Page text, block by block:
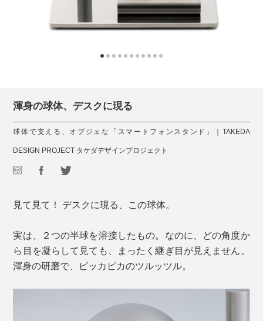
渾身の球体、デスクに現る
球体で支える、オブジェな「スマートフォンスタンド」｜TAKEDA
DESIGN PROJECT タケダデザインプロジェクト
見て見て！ デスクに現る、この球体。
実は、２つの半球を溶接したもの。なのに、どの角度か
ら目を凝らして見ても、まったく継ぎ目が見えません。
渾身の研磨で、ピッカピカのツルッツル。